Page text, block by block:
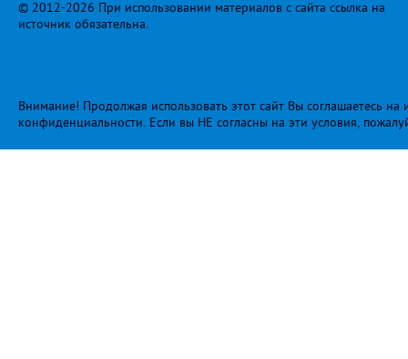
© 2012-2026 При использовании материалов с сайта ссылка на
источник обязательна.
Внимание! Продолжая использовать этот сайт Вы соглашаетесь
конфиденциальности. Если вы НЕ согласны на эти условия,